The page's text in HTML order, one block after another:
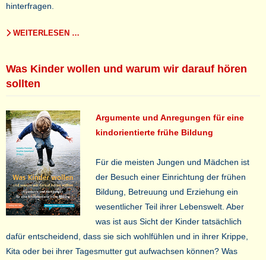
hinterfragen.
WEITERLESEN …
Was Kinder wollen und warum wir darauf hören
sollten
Argumente und Anregungen für eine
kindorientierte frühe Bildung
Für die meisten Jungen und Mädchen ist
der Besuch einer Einrichtung der frühen
Bildung, Betreuung und Erziehung ein
wesentlicher Teil ihrer Lebenswelt. Aber
was ist aus Sicht der Kinder tatsächlich
dafür entscheidend, dass sie sich wohlfühlen und in ihrer Krippe,
Kita oder bei ihrer Tagesmutter gut aufwachsen können? Was